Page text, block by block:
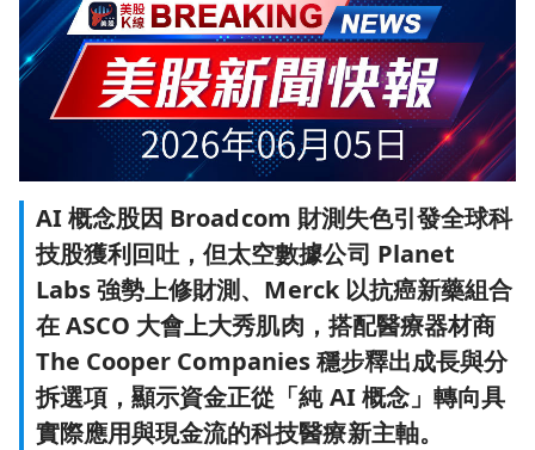
AI 概念股因 Broadcom 財測失色引發全球科
技股獲利回吐，但太空數據公司 Planet
Labs 強勢上修財測、Merck 以抗癌新藥組合
在 ASCO 大會上大秀肌肉，搭配醫療器材商
The Cooper Companies 穩步釋出成長與分
拆選項，顯示資金正從「純 AI 概念」轉向具
實際應用與現金流的科技醫療新主軸。